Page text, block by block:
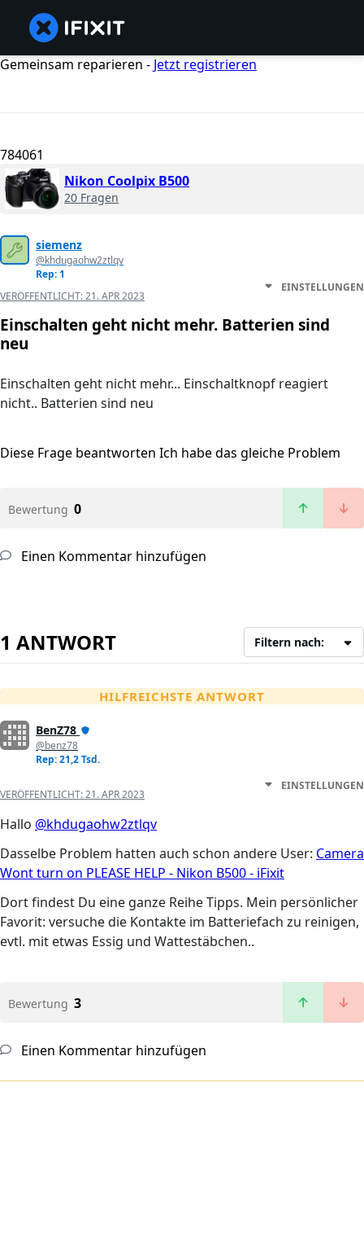
Gemeinsam reparieren - Jetzt registrieren
784061
Nikon Coolpix B500
20 Fragen
siemenz
@khdugaohw2ztlqv
Rep: 1
VERÖFFENTLICHT:21. APR 2023
EINSTELLUNGEN
Einschalten geht nicht mehr. Batterien sind
neu
Einschalten geht nicht mehr... Einschaltknopf reagiert
nicht.. Batterien sind neu
Diese Frage beantworten Ich habe das gleiche Problem
Bewertung 0
Einen Kommentar hinzufügen
1 ANTWORT Filtern nach:
HILFREICHSTE ANTWORT
BenZ78
@benz78
Rep: 21,2 Tsd.
VERÖFFENTLICHT:21. APR 2023
EINSTELLUNGEN
Hallo @khdugaohw2ztlqv
Dasselbe Problem hatten auch schon andere User: Camera
Wont turn on PLEASE HELP - Nikon B500 - iFixit
Dort findest Du eine ganze Reihe Tipps. Mein persönlicher
Favorit: versuche die Kontakte im Batteriefach zu reinigen,
evtl. mit etwas Essig und Wattestäbchen..
Bewertung 3
Einen Kommentar hinzufügen